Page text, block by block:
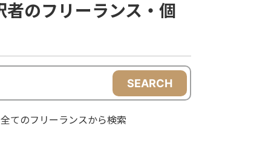
のフリーランス・個
SEARCH
全てのフリーランスから検索